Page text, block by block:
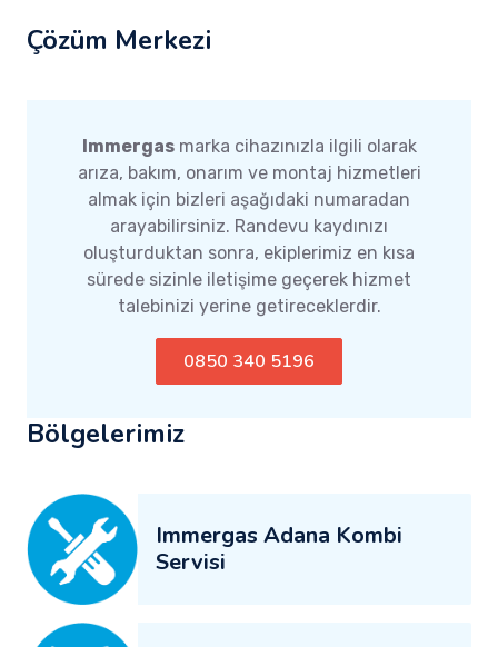
Çözüm Merkezi
Immergasmarka cihazınızla ilgili olarak
arıza, bakım, onarım ve montaj hizmetleri
almak için bizleri aşağıdaki numaradan
arayabilirsiniz. Randevu kaydınızı
oluşturduktan sonra, ekiplerimiz en kısa
sürede sizinle iletişime geçerek hizmet
talebinizi yerine getireceklerdir.
0850 340 5196
Bölgelerimiz
Immergas Adana Kombi
Servisi